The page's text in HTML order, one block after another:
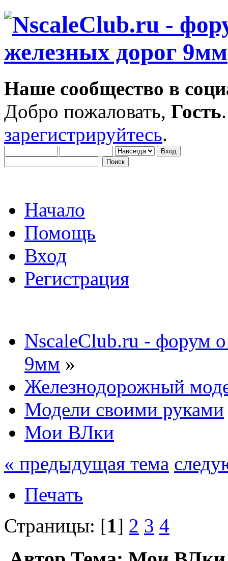
Наше сообщество в
Добро пожаловать, Гость
зарегистрируйтесь.
Начало
Помощь
Вход
Регистрация
NscaleClub.ru - форум
9мм »
Железнодорожный
Модели своими руками
Мои ВЛки
« предыдущая тема
Печать
Страницы: [1] 2 3 4